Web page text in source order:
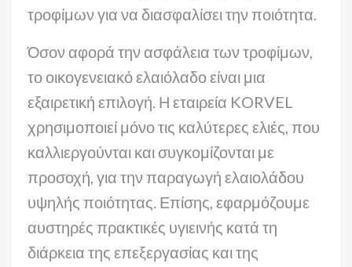
τροφίμων για να διασφαλίσει την ποιότητα.
Όσον αφορά την ασφάλεια των τροφίμων,
το οικογενειακό ελαιόλαδο είναι μια
εξαιρετική επιλογή. Η εταιρεία KORVEL
χρησιμοποιεί μόνο τις καλύτερες ελιές, που
καλλιεργούνται και συγκομίζονται με
προσοχή, για την παραγωγή ελαιολάδου
υψηλής ποιότητας. Επίσης, εφαρμόζουμε
αυστηρές πρακτικές υγιεινής κατά τη
διάρκεια της επεξεργασίας και της